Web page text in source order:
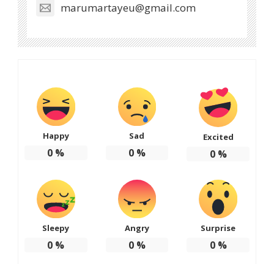
marumartayeu@gmail.com
Happy
0 %
Sad
0%
Excited
0%
Sleepy
0 %
Angry
0%
Surprise
0%